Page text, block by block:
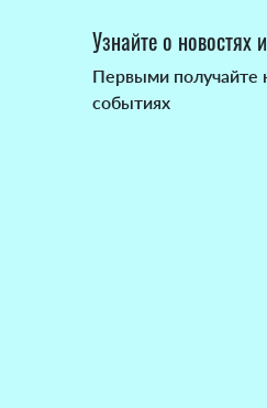
Узнайте о новостях
Первыми получайте
событиях